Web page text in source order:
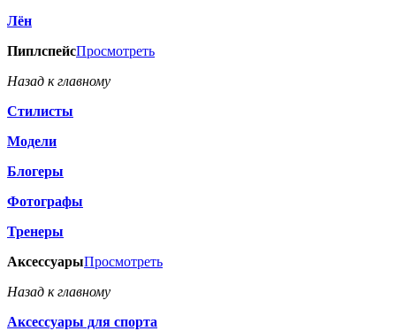
Лён
ПиплспейсПросмотреть
Назад к главному
Стилисты
Модели
Блогеры
Фотографы
Тренеры
АксессуарыПросмотреть
Назад к главному
Аксессуары для спорта